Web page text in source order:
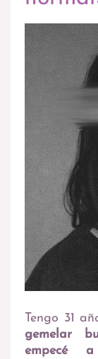
Tengo 31
gemelar
empecé